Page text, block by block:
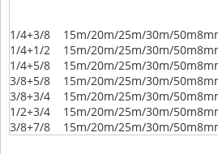
1/4+3/8 15m/20m/25m/30m/50m
1/4+1/2
15m/20m/25m/30m/50m
1/4+5/8
15m/20m/25m/30m/50m
3/8+5/8
15m/20m/25m/30m/50m
3/8+3/4
15m/20m/25m/30m/50m
1/2+3/4
15m/20m/25m/30m/50m
3/8+7/8
15m/20m/25m/30m/50m